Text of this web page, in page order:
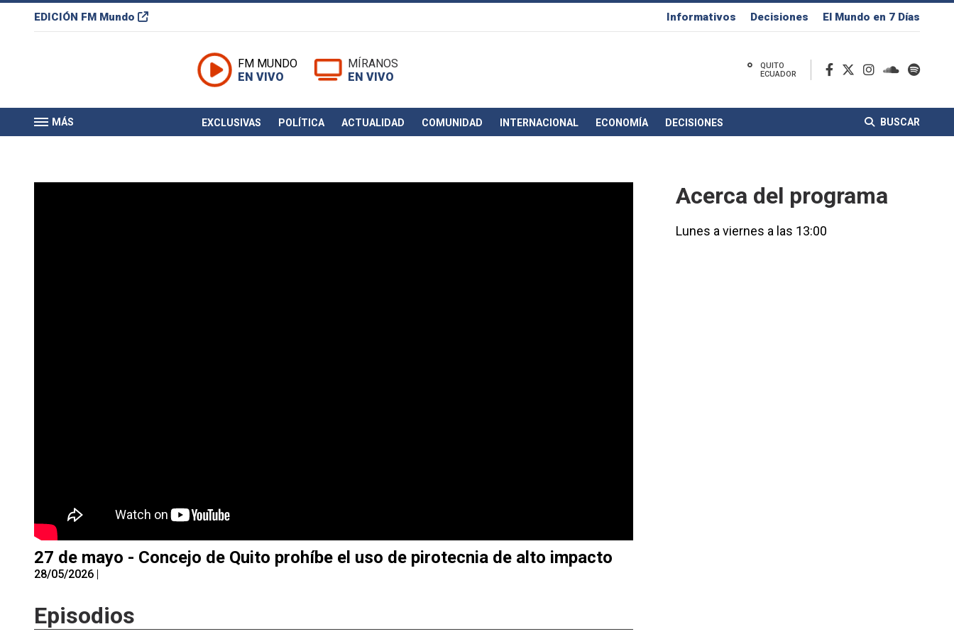
EDICIÓN FM Mundo Informativos Decisiones El Mundo en 7 Días
FM MUNDO
EN VIVO
MÍRANOS
EN VIVO
°
QUITO
ECUADOR
MÁS EXCLUSIVAS POLÍTICA ACTUALIDAD COMUNIDAD INTERNACIONAL ECONOMÍA DECISIONES BUSCAR
27 de mayo - Concejo de Quito prohíbe el uso de pirotecnia de alto impacto
28/05/2026 |
Episodios
Acerca del programa
Lunes a viernes a las 13:00